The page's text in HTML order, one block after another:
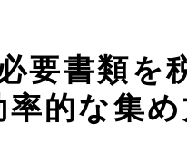
要書類を
率的な集め